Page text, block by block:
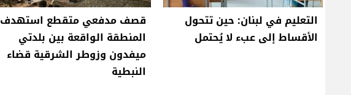
التعليم في لبنان: حين تتحول
الأقساط إلى عبء لا يُحتمل
قصف مدفعي متقطع استهدف
المنطقة الواقعة بين بلدتي
ميفدون وزوطر الشرقية قضاء
النبطية